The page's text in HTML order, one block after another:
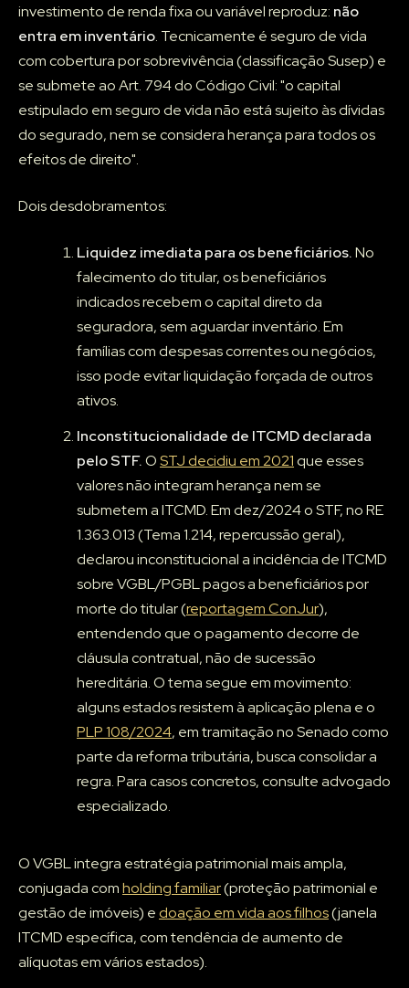
investimento de renda fixa ou variável reproduz: não
entra em inventário. Tecnicamente é seguro de vida
com cobertura por sobrevivência (classificação Susep) e
se submete ao Art. 794 do Código Civil: "o capital
estipulado em seguro de vida não está sujeito às dívidas
do segurado, nem se considera herança para todos os
efeitos de direito".
Dois desdobramentos:
Liquidez imediata para os beneficiários.No
falecimento do titular, os beneficiários
indicados recebem o capital direto da
seguradora, sem aguardar inventário. Em
famílias com despesas correntes ou negócios,
isso pode evitar liquidação forçada de outros
ativos.
Inconstitucionalidade de ITCMD declarada
pelo STF.OSTJ decidiu em 2021que esses
valores não integram herança nem se
submetem a ITCMD. Em dez/2024 o STF, no RE
1.363.013 (Tema 1.214, repercussão geral),
declarou inconstitucional a incidência de ITCMD
sobre VGBL/PGBL pagos a beneficiários por
morte do titular (reportagem ConJur),
entendendo que o pagamento decorre de
cláusula contratual, não de sucessão
hereditária. O tema segue em movimento:
alguns estados resistem à aplicação plena e o
PLP 108/2024, em tramitação no Senado como
parte da reforma tributária, busca consolidar a
regra. Para casos concretos, consulte advogado
especializado.
O VGBL integra estratégia patrimonial mais ampla,
conjugada comholding familiar(proteção patrimonial e
gestão de imóveis) edoação em vida aos filhos(janela
ITCMD específica, com tendência de aumento de
alíquotas em vários estados).